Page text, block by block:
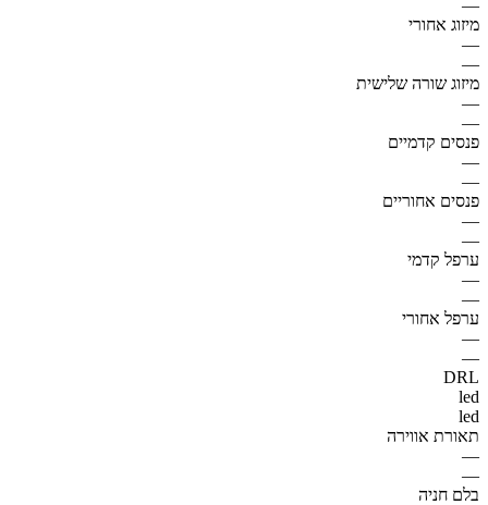
—
מיזוג אחורי
—
—
מיזוג שורה שלישית
—
—
פנסים קדמיים
—
—
פנסים אחוריים
—
—
ערפל קדמי
—
—
ערפל אחורי
—
—
DRL
led
led
תאורת אווירה
—
—
בלם חניה